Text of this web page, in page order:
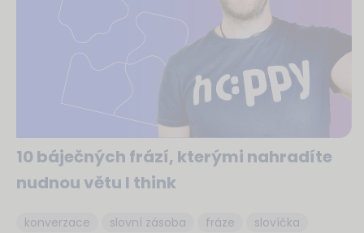
10 báječných frází, kterými nahradíte
nudnou větu I think
konverzace slovní zásoba fráze
slovíčka